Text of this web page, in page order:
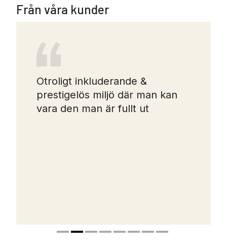
Från våra kunder
Otroligt inkluderande &
prestigelös miljö där man kan
vara den man är fullt ut